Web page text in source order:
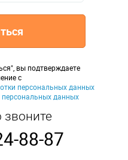
вы подтверждаете
с
персональных данных
данных
звоните
88-87